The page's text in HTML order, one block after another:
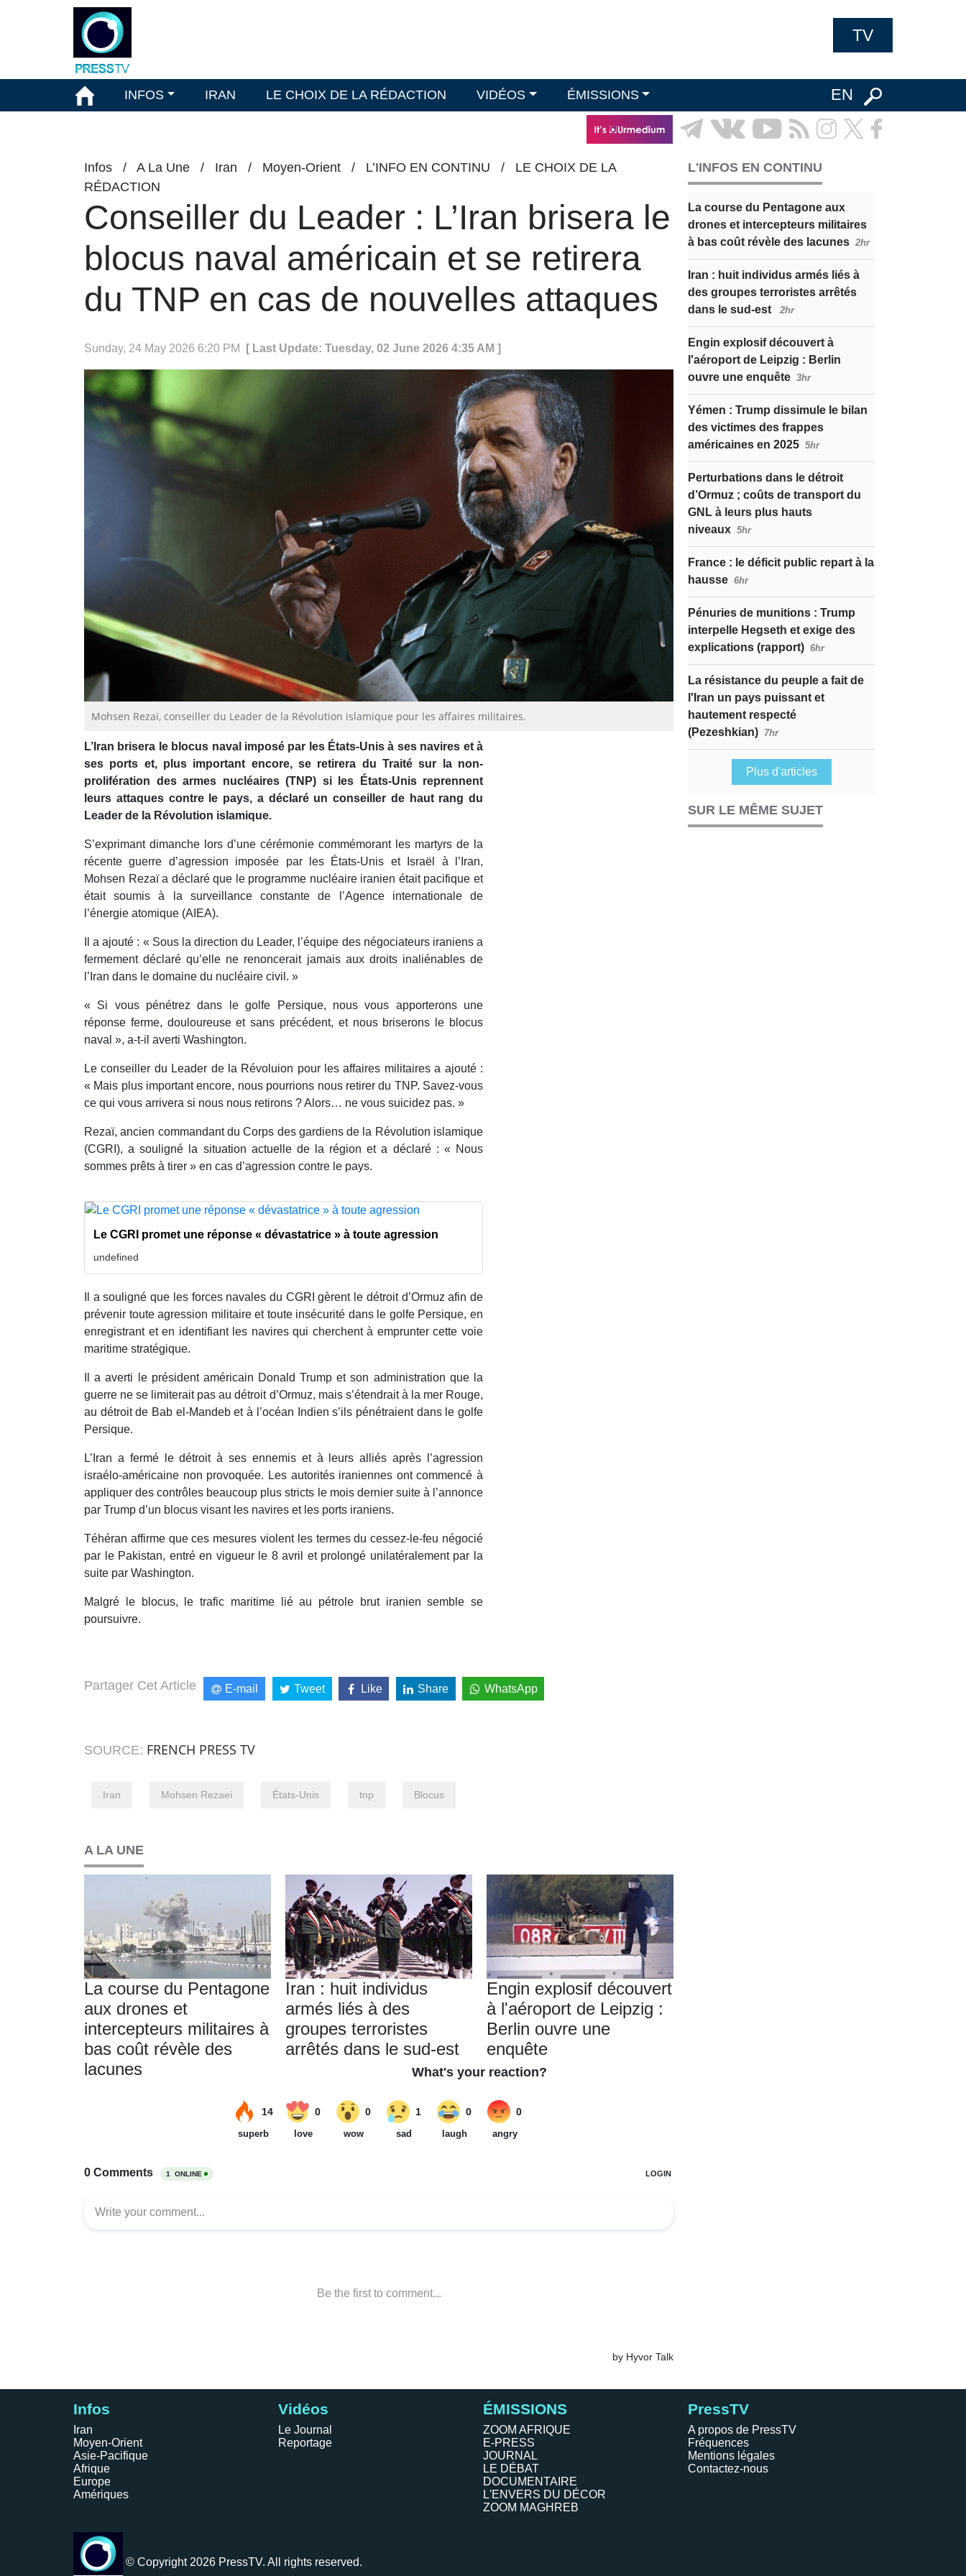
TV
INFOS IRAN LE CHOIX DE LA RÉDACTION VIDÉOS ÉMISSIONS EN
Infos / A La Une / Iran / Moyen-Orient / L’INFO EN CONTINU /
LE CHOIX DE LA
RÉDACTION
Conseiller du Leader : L’Iran brisera le
blocus naval américain et se retirera
du TNP en cas de nouvelles attaques
Sunday, 24 May 2026 6:20 PM [ Last Update: Tuesday, 02 June 2026 4:35 AM ]
Mohsen Rezaï, conseiller du Leader de la Révolution islamique pour les affaires militaires.
L’Iran brisera le blocus naval imposé par les États-Unis à ses navires et à
ses ports et, plus important encore, se retirera du Traité sur la non-
prolifération des armes nucléaires (TNP) si les États-Unis reprennent
leurs attaques contre le pays, a déclaré un conseiller de haut rang du
Leader de la Révolution islamique.
S’exprimant dimanche lors d’une cérémonie commémorant les martyrs de la
récente guerre d’agression imposée par les États-Unis et Israël à l’Iran,
Mohsen Rezaï a déclaré que le programme nucléaire iranien était pacifique et
était soumis à la surveillance constante de l’Agence internationale de
l’énergie atomique (AIEA).
Il a ajouté : « Sous la direction du Leader, l’équipe des négociateurs iraniens a
fermement déclaré qu’elle ne renoncerait jamais aux droits inaliénables de
l’Iran dans le domaine du nucléaire civil. »
« Si vous pénétrez dans le golfe Persique, nous vous apporterons une
réponse ferme, douloureuse et sans précédent, et nous briserons le blocus
naval », a-t-il averti Washington.
Le conseiller du Leader de la Révoluion pour les affaires militaires a ajouté :
« Mais plus important encore, nous pourrions nous retirer du TNP. Savez-vous
ce qui vous arrivera si nous nous retirons ? Alors… ne vous suicidez pas. »
Rezaï, ancien commandant du Corps des gardiens de la Révolution islamique
(CGRI), a souligné la situation actuelle de la région et a déclaré : « Nous
sommes prêts à tirer » en cas d’agression contre le pays.
Le CGRI promet une réponse « dévastatrice » à toute agression
undefined
Il a souligné que les forces navales du CGRI gèrent le détroit d’Ormuz afin de
prévenir toute agression militaire et toute insécurité dans le golfe Persique, en
enregistrant et en identifiant les navires qui cherchent à emprunter cette voie
maritime stratégique.
Il a averti le président américain Donald Trump et son administration que la
guerre ne se limiterait pas au détroit d’Ormuz, mais s’étendrait à la mer Rouge,
au détroit de Bab el-Mandeb et à l’océan Indien s’ils pénétraient dans le golfe
Persique.
L’Iran a fermé le détroit à ses ennemis et à leurs alliés après l’agression
israélo-américaine non provoquée. Les autorités iraniennes ont commencé à
appliquer des contrôles beaucoup plus stricts le mois dernier suite à l’annonce
par Trump d’un blocus visant les navires et les ports iraniens.
Téhéran affirme que ces mesures violent les termes du cessez-le-feu négocié
par le Pakistan, entré en vigueur le 8 avril et prolongé unilatéralement par la
suite par Washington.
Malgré le blocus, le trafic maritime lié au pétrole brut iranien semble se
poursuivre.
Partager Cet Article E-mail Tweet Like Share WhatsApp
SOURCE: FRENCH PRESS TV
Iran Mohsen Rezaei États-Unis tnp Blocus
A LA UNE
La course du Pentagone
aux drones et
intercepteurs militaires à
bas coût révèle des
lacunes
Iran : huit individus
armés liés à des
groupes terroristes
arrêtés dans le sud-est
Engin explosif découvert
à l'aéroport de Leipzig :
Berlin ouvre une
enquête
L'INFOS EN CONTINU
La course du Pentagone aux
drones et intercepteurs militaires
à bas coût révèle des lacunes 2hr
Iran : huit individus armés liés à
des groupes terroristes arrêtés
dans le sud-est
2hr
Engin explosif découvert à
l'aéroport de Leipzig : Berlin
ouvre une enquête 3hr
Yémen : Trump dissimule le bilan
des victimes des frappes
américaines en 2025 5hr
Perturbations dans le détroit
d’Ormuz ; coûts de transport du
GNL à leurs plus hauts
niveaux 5hr
France : le déficit public repart à la
hausse 6hr
Pénuries de munitions : Trump
interpelle Hegseth et exige des
explications (rapport) 6hr
La résistance du peuple a fait de
l'Iran un pays puissant et
hautement respecté
(Pezeshkian) 7hr
Plus d'articles
SUR LE MÊME SUJET
Infos
Iran
Moyen-Orient
Asie-Pacifique
Afrique
Europe
Amériques
Vidéos
Le Journal
Reportage
ÉMISSIONS
ZOOM AFRIQUE
E-PRESS
JOURNAL
LE DÉBAT
DOCUMENTAIRE
L'ENVERS DU DÉCOR
ZOOM MAGHREB
PressTV
A propos de PressTV
Fréquences
Mentions légales
Contactez-nous
© Copyright 2026 PressTV. All rights reserved.